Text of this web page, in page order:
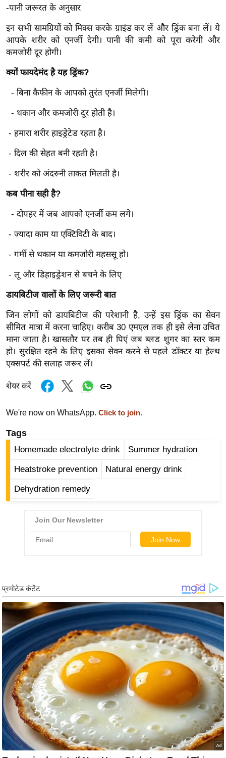
ज
त
ऑ
व
र्ल्ड
ज
ब्री
म
नो
ज
ग
त
ली
वु
हॉ
ली
वु
ड
ल्म
मी
क्षा
B
e
a
s
ला
इ
फ
स्टा
इ
ल
टे
क्नॉ
लॉ
जी
ब्यू
टी
-पानी जरूरत के अनुसार
इन सभी सामग्रियों को मिक्स करके ग्राइंड कर लें और ड्रिंक बना लें। ये
आपके शरीर को एनर्जी देगी। पानी की कमी को पूरा करेगी और
कमजोरी दूर होगी।
क्यों फायदेमंद है यह ड्रिंक?
- बिना कैफीन के आपको तुरंत एनर्जी मिलेगी।
- थकान और कमजोरी दूर होती है।
- हमारा शरीर हाइड्रेटेड रहता है।
- दिल की सेहत बनी रहती है।
- शरीर को अंदरुनी ताकत मिलती है।
कब पीना सही है?
- दोपहर में जब आपको एनर्जी कम लगे।
- ज्यादा काम या एक्टिविटी के बाद।
- गर्मी से थकान या कमजोरी महससू हो।
- लू और डिहाइड्रेशन से बचने के लिए
डायबिटीज वालों के लिए जरूरी बात
जिन लोगों को डायबिटीज की परेशानी है, उन्हें इस ड्रिंक का सेवन
सीमित मात्रा में करना चाहिए। करीब 30 एमएल तक ही इसे लेना उचित
माना जाता है। खासतौर पर तब ही पिएं जब ब्लड शुगर का स्तर कम
हो। सुरक्षित रहने के लिए इसका सेवन करने से पहले डॉक्टर या हेल्थ
एक्सपर्ट की सलाह जरूर लें।
शेयर करें
We're now on WhatsApp. Click to join.
Tags
Homemade electrolyte drink Summer hydration
Heatstroke prevention Natural energy drink
Dehydration remedy